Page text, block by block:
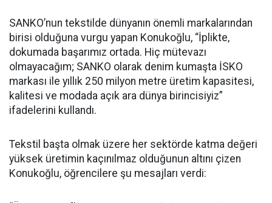
SANKO’nun tekstilde dünyanın önemli markalarından
birisi olduğuna vurgu yapan Konukoğlu, “İplikte,
dokumada başarımız ortada. Hiç mütevazı
olmayacağım; SANKO olarak denim kumaşta İSKO
markası ile yıllık 250 milyon metre üretim kapasitesi,
kalitesi ve modada açık ara dünya birincisiyiz”
ifadelerini kullandı.
Tekstil başta olmak üzere her sektörde katma değeri
yüksek üretimin kaçınılmaz olduğunun altını çizen
Konukoğlu, öğrencilere şu mesajları verdi: